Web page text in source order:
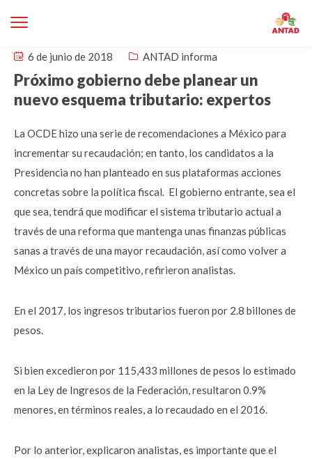
6 de junio de 2018 ANTAD informa
Próximo gobierno debe planear un
nuevo esquema tributario: expertos
La OCDE hizo una serie de recomendaciones a México para
incrementar su recaudación; en tanto, los candidatos a la
Presidencia no han planteado en sus plataformas acciones
concretas sobre la política fiscal. El gobierno entrante, sea el
que sea, tendrá que modificar el sistema tributario actual a
través de una reforma que mantenga unas finanzas públicas
sanas a través de una mayor recaudación, así como volver a
México un país competitivo, refirieron analistas.
En el 2017, los ingresos tributarios fueron por 2.8 billones de
pesos.
Si bien excedieron por 115,433 millones de pesos lo estimado
en la Ley de Ingresos de la Federación, resultaron 0.9%
menores, en términos reales, a lo recaudado en el 2016.
Por lo anterior, explicaron analistas, es importante que el